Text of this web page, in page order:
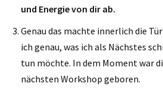
und Energie von dir ab.
Genau das machte innerlich die
ich genau, was ich als Nächstes
tun möchte. In dem Moment war
nächsten Workshop geboren.